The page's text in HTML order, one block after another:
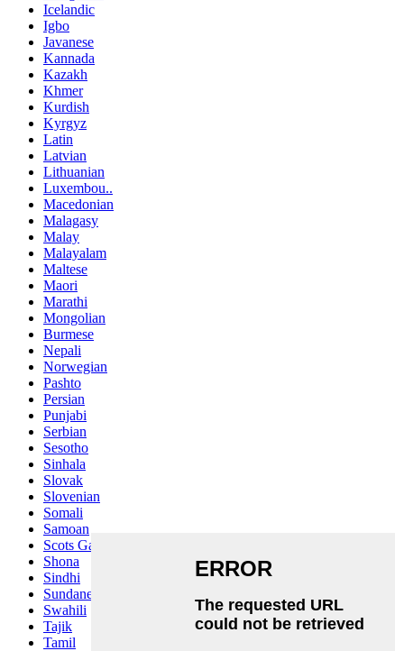
Icelandic
Igbo
Javanese
Kannada
Kazakh
Khmer
Kurdish
Kyrgyz
Latin
Latvian
Lithuanian
Luxembou..
Macedonian
Malagasy
Malay
Malayalam
Maltese
Maori
Marathi
Mongolian
Burmese
Nepali
Norwegian
Pashto
Persian
Punjabi
Serbian
Sesotho
Sinhala
Slovak
Slovenian
Somali
Samoan
Scots Gaelic
Shona
Sindhi
Sundanese
Swahili
Tajik
Tamil